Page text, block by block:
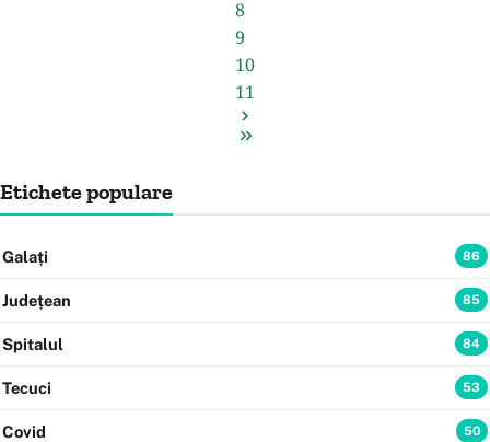
8
9
10
11
Etichete populare
Galați 86
Județean 85
Spitalul 84
Tecuci 53
Covid 50